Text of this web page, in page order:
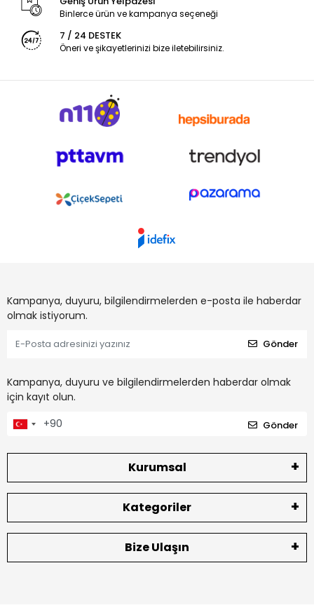
Binlerce ürün ve kampanya seçeneği
7 / 24 DESTEK
Öneri ve şikayetlerinizi bize iletebilirsiniz.
Kampanya, duyuru, bilgilendirmelerden e-posta ile haberdar
olmak istiyorum.
Gönder
Kampanya, duyuru ve bilgilendirmelerden haberdar olmak
için kayıt olun.
Gönder
Kurumsal
Kategoriler
Bize Ulaşın